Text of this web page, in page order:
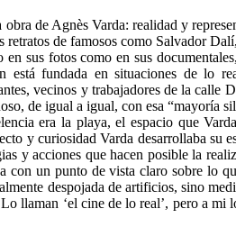
de Agnès Varda: realidad y
de famosos como Salvador
en sus fotos como en sus
está fundada en situaciones de
vecinos y trabajadores de la calle
de igual a igual, con esa “mayoría
era la playa, el espacio que
y curiosidad Varda desarrollaba
y acciones que hacen posible la
con un punto de vista claro sobre lo
despojada de artificios, sino
llaman ‘el cine de lo real’, pero a